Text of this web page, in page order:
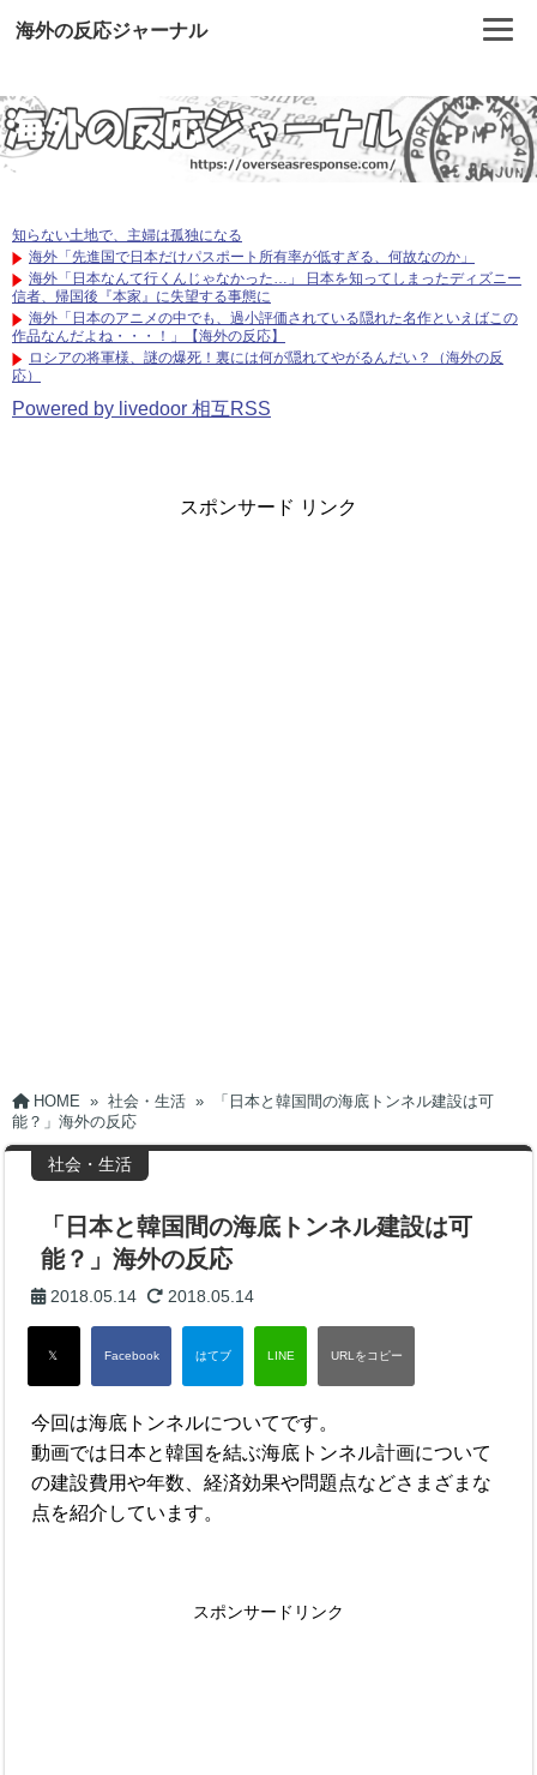
海外の反応ジャーナル
知らない土地で、主婦は孤独になる
海外「先進国で日本だけパスポート所有率が低すぎる、何故なのか」
海外「日本なんて行くんじゃなかった…」 日本を知ってしまったディズニー
信者、帰国後『本家』に失望する事態に
海外「日本のアニメの中でも、過小評価されている隠れた名作といえばこの
作品なんだよね・・・！」【海外の反応】
ロシアの将軍様、謎の爆死！裏には何が隠れてやがるんだい？（海外の反
応）
Powered by livedoor 相互RSS
スポンサード リンク
HOME » 社会・生活 »
「日本と韓国間の海底トンネル建設は可
能？」海外の反応
社会・生活
「日本と韓国間の海底トンネル建設は可
能？」海外の反応
2018.05.14 2018.05.14
今回は海底トンネルについてです。
動画では日本と韓国を結ぶ海底トンネル計画について
の建設費用や年数、経済効果や問題点などさまざまな
点を紹介しています。
スポンサードリンク